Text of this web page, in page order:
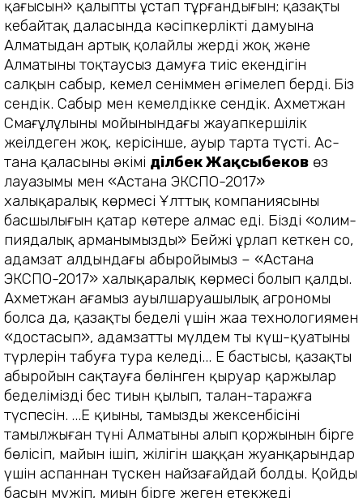
қағысын» қал­ыпты ұстап тұрғандығын; қазақтың
кең­байтақ даласында кәсіпкерліктің дамуына
Алматыдан артық қолайлы жердің жоқ және
Алматының тоқ­тау­сыз дамуға тиіс екендігін
салқын сабыр, кемел сеніммен әңгімелеп берді. Біз
сендік. Сабыр мен кемелдікке сендік. Ахметжан
Смағұлұлының мой­ын­ындағы жауапкершілік
жеңілдеген жоқ, керісінше, ауыр тарта түсті. Ас­
тана қаласының әкімі Әділбек Жақ­сы­беков өз
лауазымы мен «Астана ЭКСПО-2017»
халықаралық көрмесі Ұлттық компаниясының
басшылығын қатар көтере алмас еді. Біздің «ол­им­
пиядалық арманымызды» Бейжің ұрлап кеткен соң,
адамзат алдындағы абыройымыз – «Астана
ЭКСПО-2017» халықаралық көрмесі болып қалды.
Ахметжан ағамыз ауылшаруашылық агрономы
болса да, қазақтың беделі үш­ін жаңа технологиямен
«доста­сып», адамзаттың мүлдем тың күш-қуатының
түрлерін табуға тура келеді... Ең бастысы, қазақтың
абы­ройын сақтауға бөлінген қыруар қар­жылар
беделімізді бес тиын қылып, талан-таражға
түспесін. ...Ең қиыны, тамыздың жексенбі­сінің
тамылжыған түні Алматының алып қоржынын бірге
бөлісіп, майын ішіп, жілігін шаққан жуанқарындар
үшін аспаннан түскен найзағайдай болды. Қойдың
басын мүжіп, миын бірге жеген етекжеңді